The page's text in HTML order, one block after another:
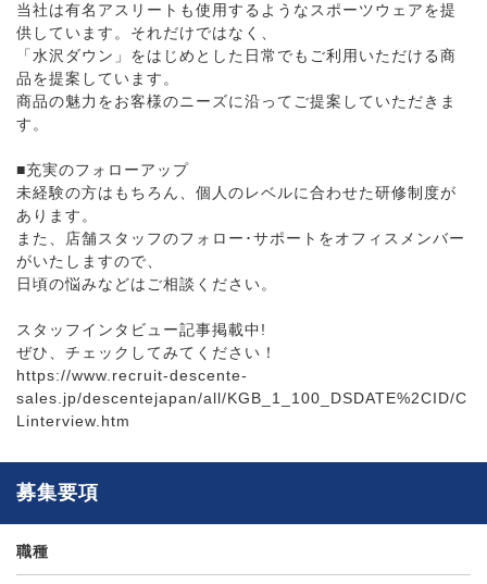
当社は有名アスリートも使用するようなスポーツウェアを提
供しています。それだけではなく、
「水沢ダウン」をはじめとした日常でもご利用いただける商
品を提案しています。
商品の魅力をお客様のニーズに沿ってご提案していただきま
す。
■充実のフォローアップ
未経験の方はもちろん、個人のレベルに合わせた研修制度が
あります。
また、店舗スタッフのフォロー･サポートをオフィスメンバー
がいたしますので、
日頃の悩みなどはご相談ください。
スタッフインタビュー記事掲載中!
ぜひ、チェックしてみてください！
https://www.recruit-descente-
sales.jp/descentejapan/all/KGB_1_100_DSDATE%2CID/C
Linterview.htm
募集要項
職種